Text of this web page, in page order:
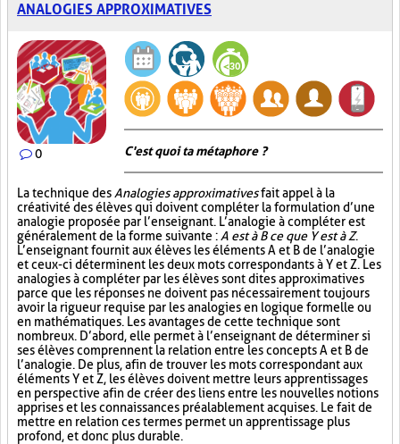
ANALOGIES APPROXIMATIVES
0 C'est quoi ta métaphore ?
La technique des Analogies approximativesfait appel à la
créativité des élèves qui doivent compléter la formulation d’une
analogie proposée par l’enseignant. L’analogie à compléter est
généralement de la forme suivante : A est à B ce que Y est à Z.
L’enseignant fournit aux élèves les éléments A et B de l’analogie
et ceux-ci déterminent les deux mots correspondants à Y et Z. Les
analogies à compléter par les élèves sont dites approximatives
parce que les réponses ne doivent pas nécessairement toujours
avoir la rigueur requise par les analogies en logique formelle ou
en mathématiques. Les avantages de cette technique sont
nombreux. D’abord, elle permet à l’enseignant de déterminer si
ses élèves comprennent la relation entre les concepts A et B de
l’analogie. De plus, afin de trouver les mots correspondant aux
éléments Y et Z, les élèves doivent mettre leurs apprentissages
en perspective afin de créer des liens entre les nouvelles notions
apprises et les connaissances préalablement acquises. Le fait de
mettre en relation ces termes permet un apprentissage plus
profond, et donc plus durable.